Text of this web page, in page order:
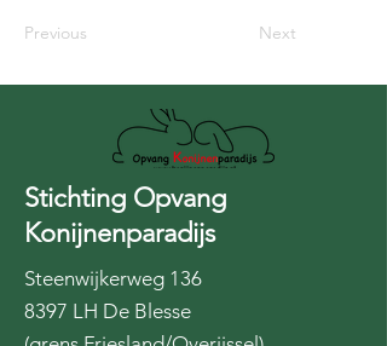
Previous Next
Stichting Opvang
Konijnenparadijs
Steenwijkerweg 136
8397 LH De Blesse